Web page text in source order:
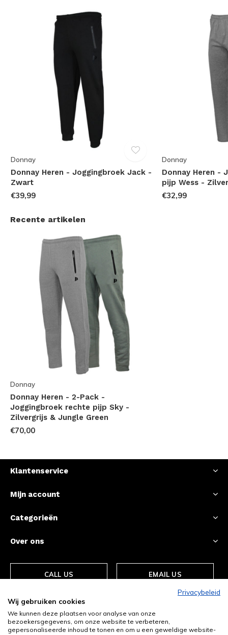
Donnay
Donnay Heren - Joggingbroek Jack -
Zwart
€39,99
Donnay
Donnay Heren -
pijp Wess -
€32,99
Recente artikelen
Donnay
Donnay Heren - 2-Pack -
Joggingbroek rechte pijp Sky -
Zilvergrijs & Jungle Green
€70,00
Klantenservice
Mijn account
Categorieën
Over ons
CALL US EMAIL US
Privacybeleid
Wij gebruiken cookies
We kunnen deze plaatsen voor analyse van onze
bezoekersgegevens, om onze website te verbeteren,
gepersonaliseerde inhoud te tonen en om u een geweldige website-